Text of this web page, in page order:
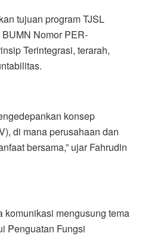
tujuan program TJSL
Nomor PER-
Terintegrasi, terarah,
konsep
di mana perusahaan dan
bersama,” ujar Fahrudin
komunikasi mengusung tema
Penguatan Fungsi